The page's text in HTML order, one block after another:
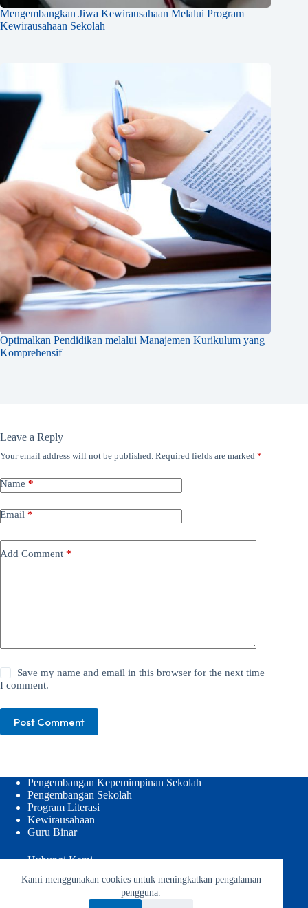
Kami menggunakan cookies untuk meningkatkan pengalaman
pengguna.
Mengembangkan Jiwa Kewirausahaan Melalui Program
Kewirausahaan Sekolah
Optimalkan Pendidikan melalui Manajemen Kurikulum yang
Komprehensif
Leave a Reply
Your email address will not be published. Required fields are marked *
Name *
Email *
Add Comment *
Save my name and email in this browser for the next time
I comment.
Post Comment
Pengembangan Kepemimpinan Sekolah
Pengembangan Sekolah
Program Literasi
Kewirausahaan
Guru Binar
Hubungi Kami
Tim Kami